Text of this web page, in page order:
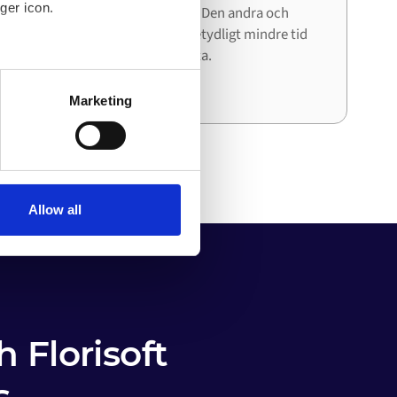
icon.
meters
functioning of the
the internet
Marketing
Allow all
när du ansluter nästa system. Den andra och
tredje integrationen kräver betydligt mindre tid
och ansträngning än den första.
Florisoft